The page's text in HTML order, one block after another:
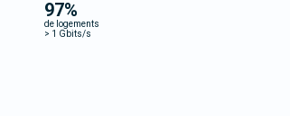
97%
de logements
> 1 Gbits/s